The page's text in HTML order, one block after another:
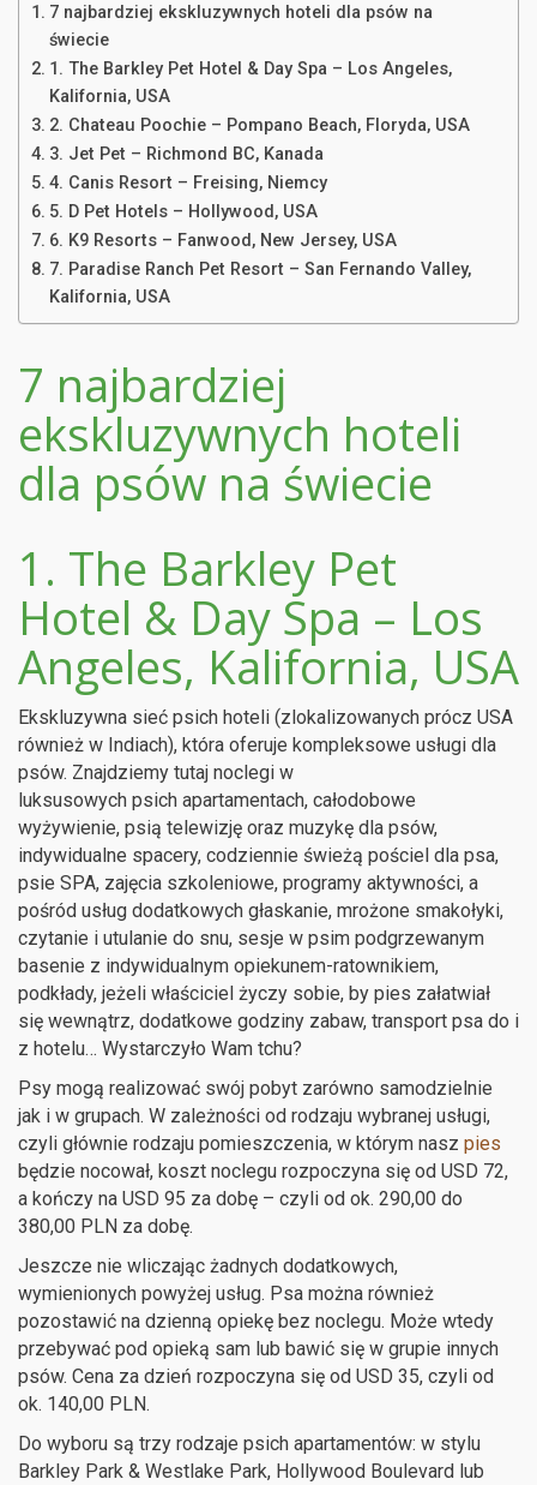
7 najbardziej ekskluzywnych hoteli dla psów na
świecie
1. The Barkley Pet Hotel & Day Spa – Los Angeles,
Kalifornia, USA
2. Chateau Poochie – Pompano Beach, Floryda, USA
3. Jet Pet – Richmond BC, Kanada
4. Canis Resort – Freising, Niemcy
5. D Pet Hotels – Hollywood, USA
6. K9 Resorts – Fanwood, New Jersey, USA
7. Paradise Ranch Pet Resort – San Fernando Valley,
Kalifornia, USA
7 najbardziej
ekskluzywnych hoteli
dla psów na świecie
1. The Barkley Pet
Hotel & Day Spa – Los
Angeles, Kalifornia, USA
Ekskluzywna sieć psich hoteli (zlokalizowanych prócz USA
również w Indiach), która oferuje kompleksowe usługi dla
psów. Znajdziemy tutaj noclegi w
luksusowych psich apartamentach, całodobowe
wyżywienie, psią telewizję oraz muzykę dla psów,
indywidualne spacery, codziennie świeżą pościel dla psa,
psie SPA, zajęcia szkoleniowe, programy aktywności, a
pośród usług dodatkowych głaskanie, mrożone smakołyki,
czytanie i utulanie do snu, sesje w psim podgrzewanym
basenie z indywidualnym opiekunem-ratownikiem,
podkłady, jeżeli właściciel życzy sobie, by pies załatwiał
się wewnątrz, dodatkowe godziny zabaw, transport psa do i
z hotelu… Wystarczyło Wam tchu?
Psy mogą realizować swój pobyt zarówno samodzielnie
jak i w grupach. W zależności od rodzaju wybranej usługi,
czyli głównie rodzaju pomieszczenia, w którym nasz pies
będzie nocował, koszt noclegu rozpoczyna się od USD 72,
a kończy na USD 95 za dobę – czyli od ok. 290,00 do
380,00 PLN za dobę.
Jeszcze nie wliczając żadnych dodatkowych,
wymienionych powyżej usług. Psa można również
pozostawić na dzienną opiekę bez noclegu. Może wtedy
przebywać pod opieką sam lub bawić się w grupie innych
psów. Cena za dzień rozpoczyna się od USD 35, czyli od
ok. 140,00 PLN.
Do wyboru są trzy rodzaje psich apartamentów: w stylu
Barkley Park & Westlake Park, Hollywood Boulevard lub